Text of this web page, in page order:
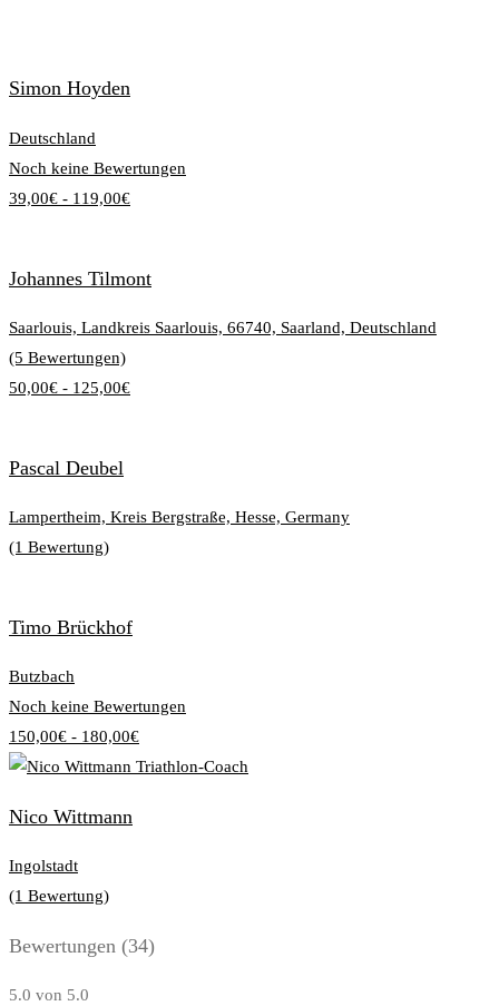
Simon Hoyden
Deutschland
Noch keine Bewertungen
39,00€ - 119,00€
Johannes Tilmont
Saarlouis, Landkreis Saarlouis, 66740, Saarland, Deutschland
(5 Bewertungen)
50,00€ - 125,00€
Pascal Deubel
Lampertheim, Kreis Bergstraße, Hesse, Germany
(1 Bewertung)
Timo Brückhof
Butzbach
Noch keine Bewertungen
150,00€ - 180,00€
Nico Wittmann
Ingolstadt
(1 Bewertung)
Bewertungen (34)
5.0 von 5.0